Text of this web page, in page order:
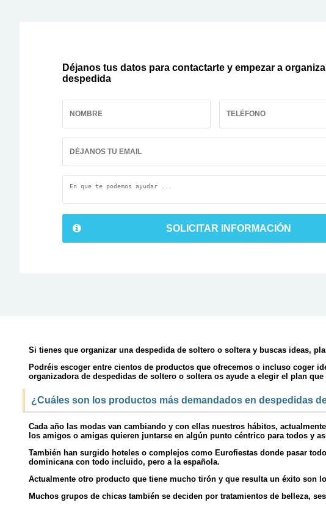
Déjanos tus datos para contactarte y empezar a
despedida
SOLICITAR INFORMACIÓN
Si tienes que organizar una despedida de soltero o soltera y buscas ideas,
Podréis escoger entre cientos de productos que ofrecemos o incluso coger
organizadora de despedidas de soltero o soltera os ayude a elegir el plan
¿Cuáles son los productos más demandados en despedidas
Cada año las modas van cambiando y con ellas nuestros hábitos,
los amigos o amigas quieren juntarse en algún punto céntrico para todos y
También han surgido hoteles o complejos como Eurofiestas donde pasar
dominicana con todo incluido, pero a la española.
Actualmente otro producto que tiene mucho tirón y que resulta un éxito
Muchos grupos de chicas también se deciden por tratamientos de belleza,